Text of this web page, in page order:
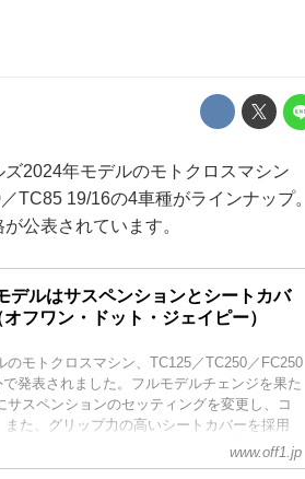
2024年モデルのモトクロスマシン
TC85 19/16の4車種がラインナップ。
公表されています。
デルはサスペンションとシートカバ
フワン・ドット・ジェイピー）
のモトクロスマシン、TC125／TC250／FC250
発表されました。フルモデルチェンジを果た
サスペンションのセッティングを変更し、コ
た、グリップ力の高いシートカバーを採用
開けた時の加速でもシッティング位置がずれ
。さらに、グラフィックも刷新し、よりス
www.off1.jp